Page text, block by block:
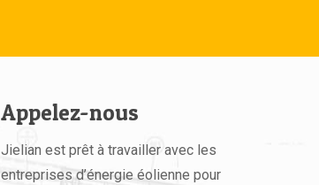
Appelez-nous
Jielian est prêt à travailler avec les
entreprises d’énergie éolienne pour